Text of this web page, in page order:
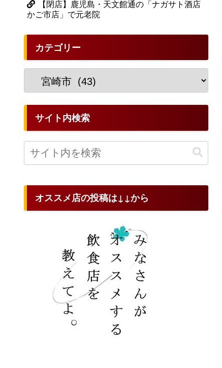
【閉店】鹿児島・天文館通の「ナガサト酒店
かご市店」で元老院
カテゴリー
サイト内検索
オススメ店の投稿は↓↓から